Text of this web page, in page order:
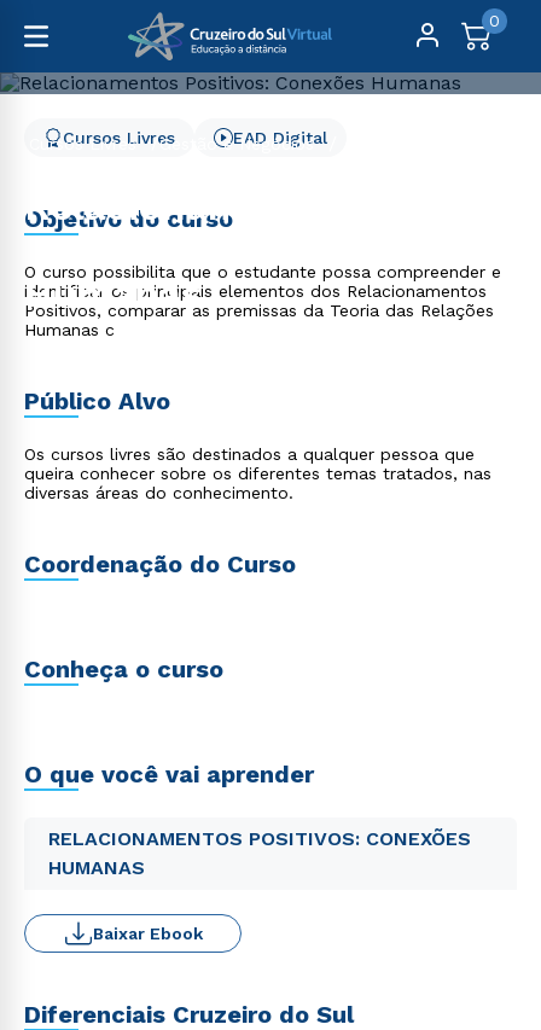
0
Cursos Livres
Gestão e Negócios
Relacionamentos
Positivos: Conexões
Humanas
Cursos Livres EAD Digital
Objetivo do curso
O curso possibilita que o estudante possa compreender e
identificar os principais elementos dos Relacionamentos
Positivos, comparar as premissas da Teoria das Relações
Humanas c
Público Alvo
Os cursos livres são destinados a qualquer pessoa que
queira conhecer sobre os diferentes temas tratados, nas
diversas áreas do conhecimento.
Coordenação do Curso
Conheça o curso
O que você vai aprender
RELACIONAMENTOS POSITIVOS: CONEXÕES
HUMANAS
Baixar Ebook
Diferenciais Cruzeiro do Sul